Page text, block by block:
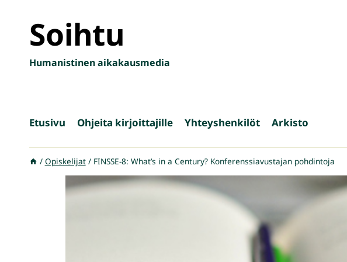
sisältöönSoihtu
Humanistinen aikakausmedia
Etusivu Ohjeita kirjoittajille Yhteyshenkilöt Arkisto
/ Opiskelijat / FINSSE-8: What’s in a Century? Konferenssiavustajan pohdintoja